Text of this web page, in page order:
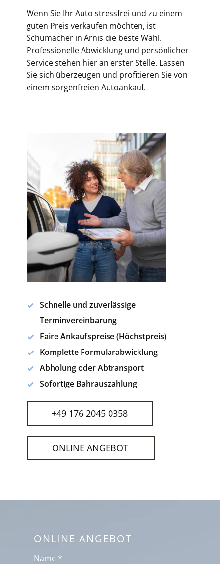
Wenn Sie Ihr Auto stressfrei und zu einem
guten Preis verkaufen möchten, ist
Schumacher in Arnis die beste Wahl.
Professionelle Abwicklung und persönlicher
Service stehen hier an erster Stelle. Lassen
Sie sich überzeugen und profitieren Sie von
einem sorgenfreien Autoankauf.
Schnelle und zuverlässige
Terminvereinbarung
Faire Ankaufspreise (Höchstpreis)
Komplette Formularabwicklung
Abholung oder Abtransport
Sofortige Bahrauszahlung
+49 176 2045 0358
ONLINE ANGEBOT
ONLINE ANGEBOT
Name *